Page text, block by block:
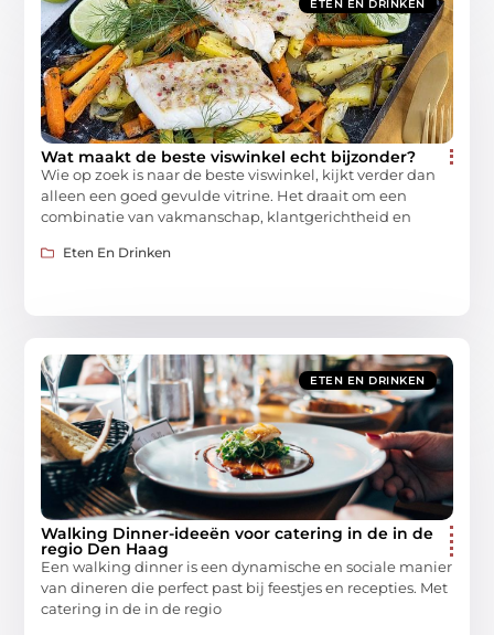
ETEN EN DRINKEN
Wat maakt de beste viswinkel echt bijzonder?
Wie op zoek is naar de beste viswinkel, kijkt verder dan
alleen een goed gevulde vitrine. Het draait om een
combinatie van vakmanschap, klantgerichtheid en
Eten En Drinken
ETEN EN DRINKEN
Walking Dinner-ideeën voor catering in de in de
regio Den Haag
Een walking dinner is een dynamische en sociale manier
van dineren die perfect past bij feestjes en recepties. Met
catering in de in de regio